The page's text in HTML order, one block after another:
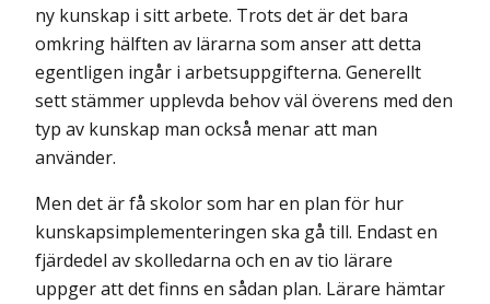
ny kunskap i sitt arbete. Trots det är det bara
omkring hälften av lärarna som anser att detta
egentligen ingår i arbetsuppgifterna. Generellt
sett stämmer upplevda behov väl överens med den
typ av kunskap man också menar att man
använder.
Men det är få skolor som har en plan för hur
kunskapsimplementeringen ska gå till. Endast en
fjärdedel av skolledarna och en av tio lärare
uppger att det finns en sådan plan. Lärare hämtar